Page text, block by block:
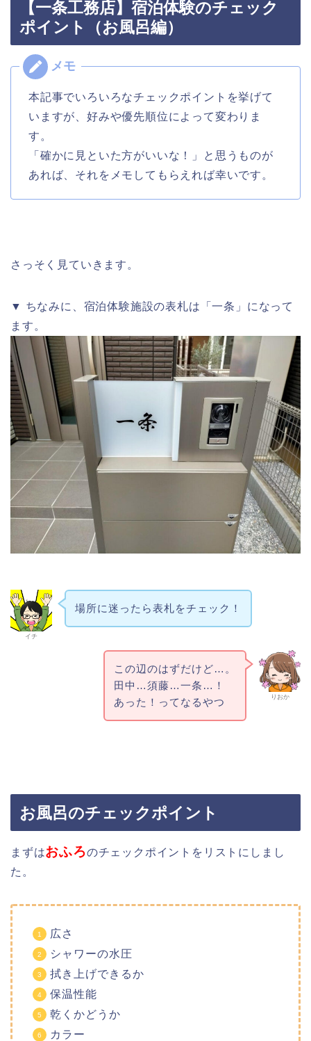
【一条工務店】宿泊体験のチェック
ポイント（お風呂編）
本記事でいろいろなチェックポイントを挙げて
いますが、好みや優先順位によって変わりま
す。
「確かに見といた方がいいな！」と思うものが
あれば、それをメモしてもらえれば幸いです。
さっそく見ていきます。
▼ ちなみに、宿泊体験施設の表札は「一条」になって
ます。
イチ
場所に迷ったら表札をチェック！
りおか
この辺のはずだけど…。
田中…須藤…一条…！
あった！ってなるやつ
お風呂のチェックポイント
まずはおふろのチェックポイントをリストにしまし
た。
広さ
シャワーの水圧
拭き上げできるか
保温性能
乾くかどうか
カラー